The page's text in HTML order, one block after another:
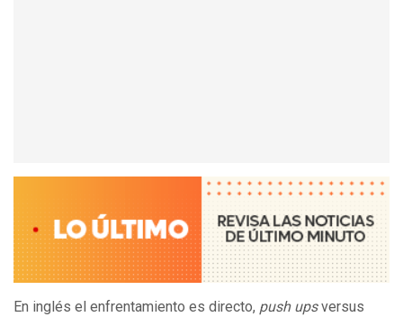
En inglés el enfrentamiento es directo, push upsversus